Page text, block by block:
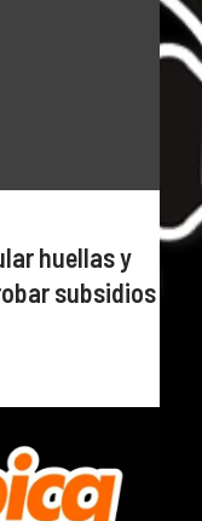
huellas y
subsidios